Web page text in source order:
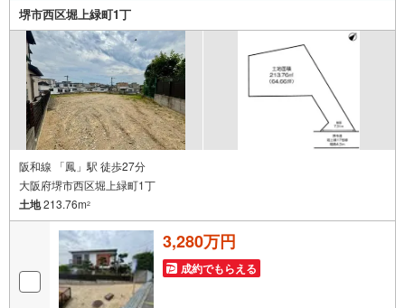
堺市西区堀上緑町1丁
阪和線 「鳳」駅 徒歩27分
大阪府堺市西区堀上緑町1丁
土地213.76m2
3,280万円
成約でもらえる